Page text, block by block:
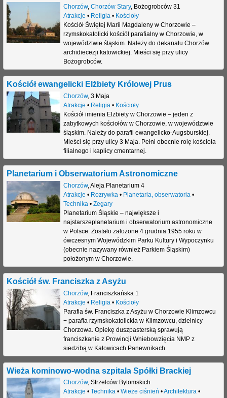
Chorzów, Chorzów Stary, Bożogrobców 31
Atrakcje • Religia• Kościoły
Kościół Świętej Marii Magdaleny w Chorzowie –
rzymskokatolicki kościół parafialny w Chorzowie, w
województwie śląskim. Należy do dekanatu Chorzów
archidiecezji katowickiej. Mieści się przy ulicy
Bożogrobców.
Kościół ewangelicki Elżbiety Królowej Prus
Chorzów, 3 Maja
Atrakcje • Religia• Kościoły
Kościół imienia Elżbiety w Chorzowie – jeden z
zabytkowych kościołów w Chorzowie, w województwie
śląskim. Należy do parafii ewangelicko-Augsburskiej.
Mieści się przy ulicy 3 Maja. Pełni obecnie rolę kościoła
filialnego i kaplicy cmentarnej.
Planetarium i Obserwatorium Astronomiczne
Chorzów, Aleja Planetarium 4
Atrakcje • Rozrywka • Planetaria, obserwatoria •
Technika • Zegary
Planetarium Śląskie – największe i
najstarszeplanetarium i obserwatorium astronomiczne
w Polsce. Zostało założone 4 grudnia 1955 roku w
ówczesnym Wojewódzkim Parku Kultury i Wypoczynku
(obecnie nazywany również Parkiem Śląskim)
położonym w Chorzowie.
Kościół św. Franciszka z Asyżu
Chorzów, Franciszkańska 1
Atrakcje • Religia • Kościoły
Parafia św. Franciszka z Asyżu w Chorzowie Klimzowcu
− parafia rzymskokatolickia w Klimzowcu, dzielnicy
Chorzowa. Opiekę duszpasterską sprawują
franciszkanie z Prowincji Wniebowzięcia NMP z
siedzibą w Katowicach Panewnikach.
Wieża kominowo-wodna szpitala Spółki Brackiej
Chorzów, Strzelców Bytomskich
Atrakcje • Technika• Wieże ciśnień •Architektura•